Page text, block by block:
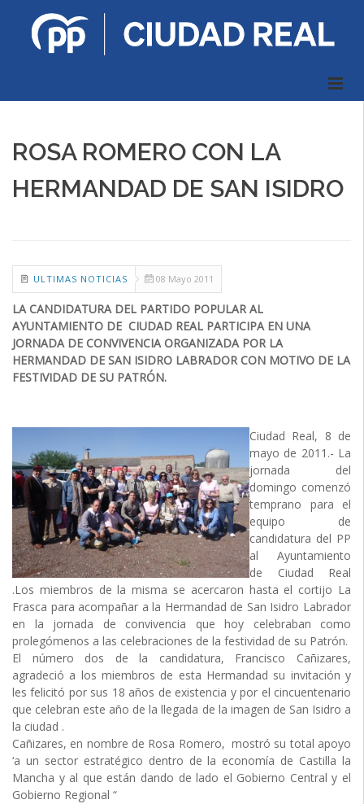
ROSA ROMERO CON LA
HERMANDAD DE SAN ISIDRO
ULTIMAS NOTICIAS 08 Mayo 2011
LA CANDIDATURA DEL PARTIDO POPULAR AL
AYUNTAMIENTO DE CIUDAD REAL PARTICIPA EN UNA
JORNADA DE CONVIVENCIA ORGANIZADA POR LA
HERMANDAD DE SAN ISIDRO LABRADOR CON MOTIVO DE LA
FESTIVIDAD DE SU PATRÓN.
Ciudad Real, 8 de
mayo de 2011.- La
jornada del
domingo comenzó
temprano para el
equipo de
candidatura del PP
al Ayuntamiento
de Ciudad Real
.Los miembros de la misma se acercaron hasta el cortijo La
Frasca para acompañar a la Hermandad de San Isidro Labrador
en la jornada de convivencia que hoy celebraban como
prolegómenos a las celebraciones de la festividad de su Patrón.
El número dos de la candidatura, Francisco Cañizares,
agradeció a los miembros de esta Hermandad su invitación y
les felicitó por sus 18 años de existencia y por el cincuentenario
que celebran este año de la llegada de la imagen de San Isidro a
la ciudad .
Cañizares, en nombre de Rosa Romero, mostró su total apoyo
‘a un sector estratégico dentro de la economía de Castilla la
Mancha y al que están dando de lado el Gobierno Central y el
Gobierno Regional “